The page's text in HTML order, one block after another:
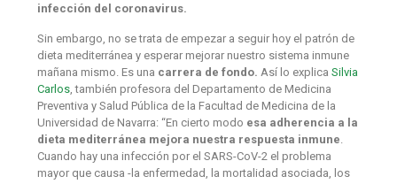
infección del coronavirus.
Sin embargo, no se trata de empezar a seguir hoy el patrón de
dieta mediterránea y esperar mejorar nuestro sistema inmune
mañana mismo. Es una carrera de fondo. Así lo explicaSilvia
Carlos , también profesora del Departamento de Medicina
Preventiva y Salud Pública de la Facultad de Medicina de la
Universidad de Navarra: “En cierto modo esa adherencia a la
dieta mediterránea mejora nuestra respuesta inmune
Cuando hay una infección por el SARS-CoV-2 el problema
mayor que causa -la enfermedad, la mortalidad asociada, los